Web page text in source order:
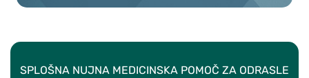
SPLOŠNA NUJNA MEDICINSKA POMOČ ZA ODRASLE